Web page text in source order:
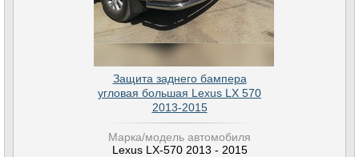
Защита заднего бампера
угловая большая Lexus LX 570
2013-2015
Марка/модель автомобиля
Lexus LX-570 2013 - 2015